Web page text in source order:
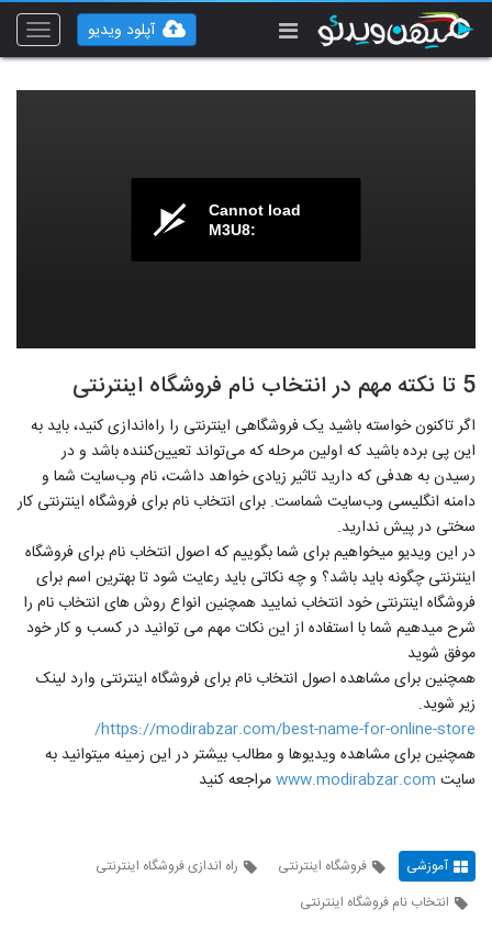
Toggle
آپلود ویدیو
Cannot load
M3U8:
5 تا نکته مهم در انتخاب نام فروشگاه اینترنتی
اگر تاکنون خواسته باشید یک فروشگاهی اینترنتی را راه‌اندازی کنید، باید به
این پی برده باشید که اولین مرحله که می‌تواند تعیین‌کننده باشد و در
رسیدن به هدفی که دارید تاثیر زیادی خواهد داشت، نام وب‌سایت شما و
دامنه انگلیسی وب‌سایت شماست. برای انتخاب نام برای فروشگاه اینترنتی کار
سختی در پیش ندارید.
در این ویدیو میخواهیم برای شما بگوییم که اصول انتخاب نام برای فروشگاه
اینترنتی چگونه باید باشد؟ و چه نکاتی باید رعایت شود تا بهترین اسم برای
فروشگاه اینترنتی خود انتخاب نمایید همچنین انواع روش های انتخاب نام را
شرح میدهیم شما با استفاده از این نکات مهم می توانید در کسب و کار خود
موفق شوید
همچنین برای مشاهده اصول انتخاب نام برای فروشگاه اینترنتی وارد لینک
زیر شوید.
https://modirabzar.com/best-name-for-online-store/
همچنین برای مشاهده ویدیوها و مطالب بیشتر در این زمینه میتوانید به
سایت www.modirabzar.comمراجعه کنید
آموزشی فروشگاه اینترنتی
راه اندازی فروشگاه اینترنتی
انتخاب نام فروشگاه اینترنتی